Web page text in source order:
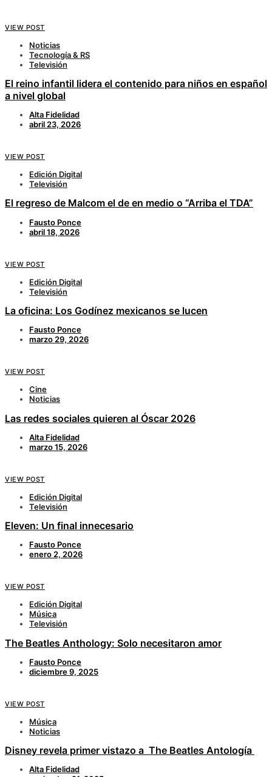
VIEW POST
Noticias
Tecnología & RS
Televisión
El reino infantil lidera el contenido para niños en español
a nivel global
Alta Fidelidad
abril 23, 2026
VIEW POST
Edición Digital
Televisión
El regreso de Malcom el de en medio o “Arriba el TDA”
Fausto Ponce
abril 18, 2026
VIEW POST
Edición Digital
Televisión
La oficina: Los Godínez mexicanos se lucen
Fausto Ponce
marzo 29, 2026
VIEW POST
Cine
Noticias
Las redes sociales quieren al Óscar 2026
Alta Fidelidad
marzo 15, 2026
VIEW POST
Edición Digital
Televisión
Eleven: Un final innecesario
Fausto Ponce
enero 2, 2026
VIEW POST
Edición Digital
Música
Televisión
The Beatles Anthology: Solo necesitaron amor
Fausto Ponce
diciembre 9, 2025
VIEW POST
Música
Noticias
Disney revela primer vistazo a The Beatles Antología
Alta Fidelidad